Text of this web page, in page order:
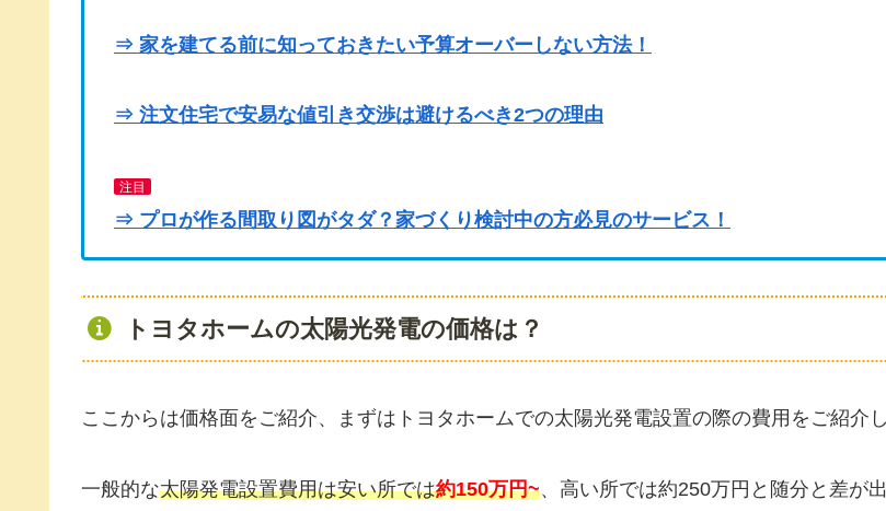
⇒ 家を建てる前に知っておきたい予算オーバーしない方法！
⇒ 注文住宅で安易な値引き交渉は避けるべき2つの理由
注目
⇒ プロが作る間取り図がタダ？家づくり検討中の方必見のサービス！
トヨタホームの太陽光発電の価格は？
ここからは価格面をご紹介、まずはトヨタホームでの太陽光発電設置の際の費用をご紹介し
一般的な太陽発電設置費用は安い所では約150万円~、高い所では約250万円と随分と差が